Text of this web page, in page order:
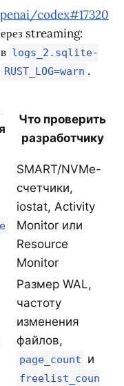
codex#17320
streaming:
logs_2.sqlite-
RUST_LOG=warn .
Что проверить
разработчику
SMART/NVMe-
счетчики,
iostat, Activity
Monitor или
Resource
Monitor
Размер WAL,
частоту
изменения
файлов,
page_count и
freelist_coun